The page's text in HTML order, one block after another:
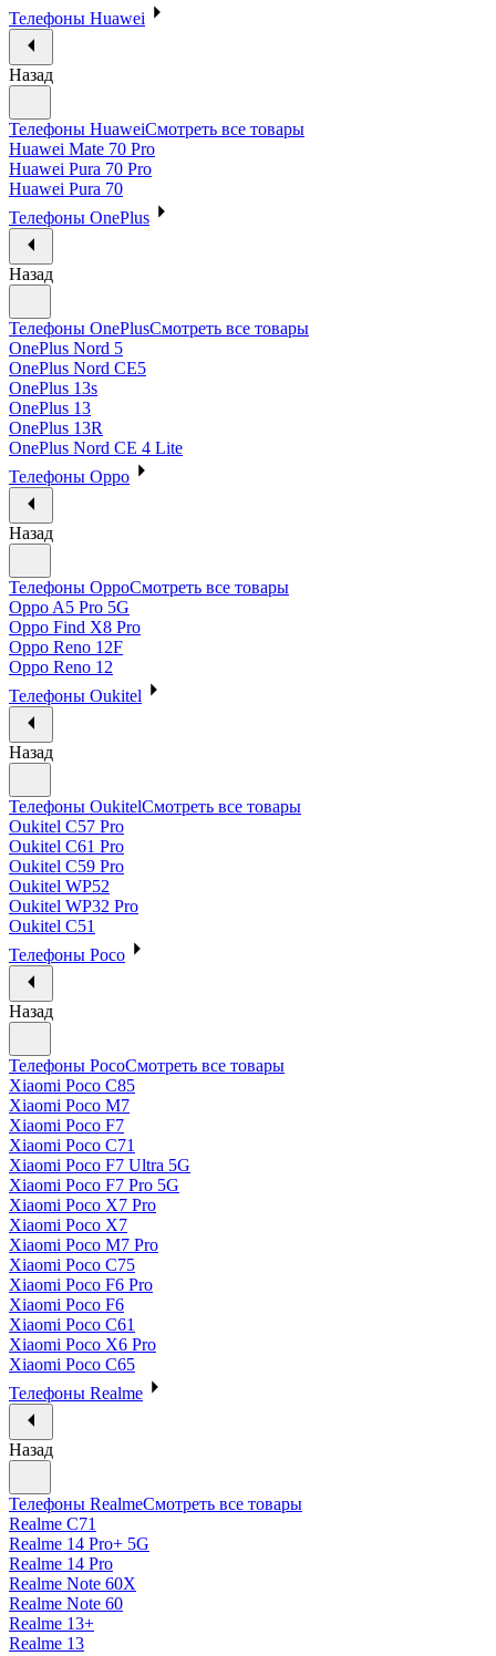
Телефоны Huawei
Назад
Телефоны HuaweiСмотреть все товары
Huawei Mate 70 Pro
Huawei Pura 70 Pro
Huawei Pura 70
Телефоны OnePlus
Назад
Телефоны OnePlusСмотреть все товары
OnePlus Nord 5
OnePlus Nord CE5
OnePlus 13s
OnePlus 13
OnePlus 13R
OnePlus Nord CE 4 Lite
Телефоны Oppo
Назад
Телефоны OppoСмотреть все товары
Oppo A5 Pro 5G
Oppo Find X8 Pro
Oppo Reno 12F
Oppo Reno 12
Телефоны Oukitel
Назад
Телефоны OukitelСмотреть все товары
Oukitel C57 Pro
Oukitel C61 Pro
Oukitel C59 Pro
Oukitel WP52
Oukitel WP32 Pro
Oukitel C51
Телефоны Poco
Назад
Телефоны PocoСмотреть все товары
Xiaomi Poco C85
Xiaomi Poco M7
Xiaomi Poco F7
Xiaomi Poco C71
Xiaomi Poco F7 Ultra 5G
Xiaomi Poco F7 Pro 5G
Xiaomi Poco X7 Pro
Xiaomi Poco X7
Xiaomi Poco M7 Pro
Xiaomi Poco C75
Xiaomi Poco F6 Pro
Xiaomi Poco F6
Xiaomi Poco C61
Xiaomi Poco X6 Pro
Xiaomi Poco C65
Телефоны Realme
Назад
Телефоны RealmeСмотреть все товары
Realme C71
Realme 14 Pro+ 5G
Realme 14 Pro
Realme Note 60X
Realme Note 60
Realme 13+
Realme 13